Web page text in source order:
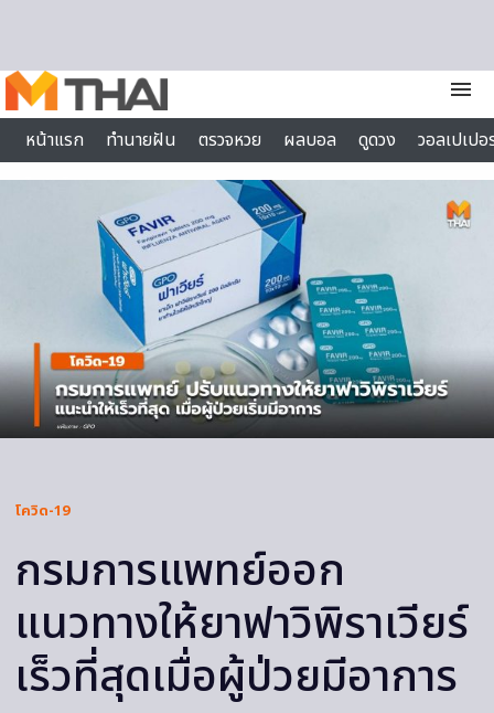
menu
หน้าแรก
ทำนายฝัน ตรวจหวย ผลบอล ดูดวง
วอลเปเป
ไลฟ์สไตล์
โควิด-19
กรมการแพทย์ออก
แนวทางให้ยาฟาวิพิราเวียร์
เร็วที่สุดเมื่อผู้ป่วยมีอาการ